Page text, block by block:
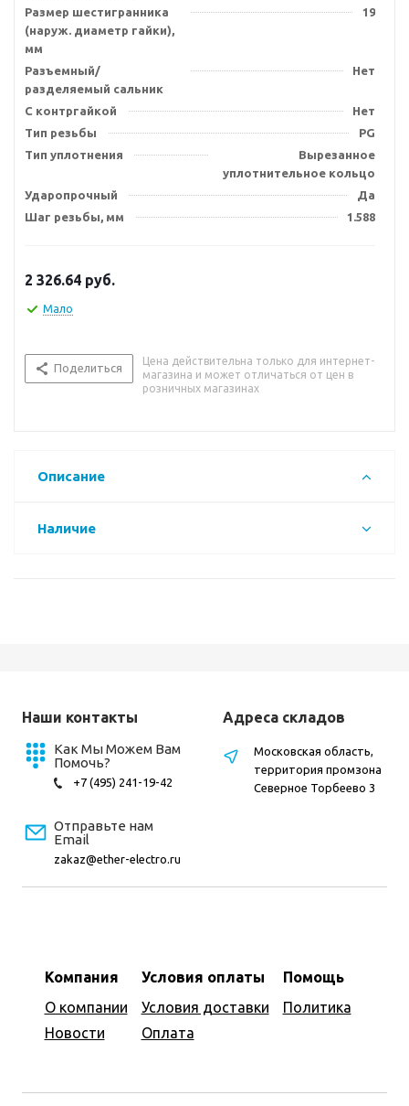
Размер шестигранника
(наруж. диаметр гайки),
мм
19
Разъемный/
разделяемый сальник
Нет
С контргайкой
Нет
Тип резьбы
PG
Тип уплотнения
Вырезанное
уплотнительное кольцо
Ударопрочный
Да
Шаг резьбы, мм
1.588
2 326.64 руб.
Мало
Поделиться
Цена действительна только для интернет-
магазина и может отличаться от цен в
розничных магазинах
Описание
Наличие
Наши контакты
Как Мы Можем Вам
Помочь?
+7 (495) 241-19-42
Отправьте нам
Email
zakaz@ether-electro.ru
Компания
О компании
Новости
Условия оплаты
Условия доставки
Оплата
Помощь
Политика
Адреса складов
Московская область,
территория промзона
Северное Торбеево 3